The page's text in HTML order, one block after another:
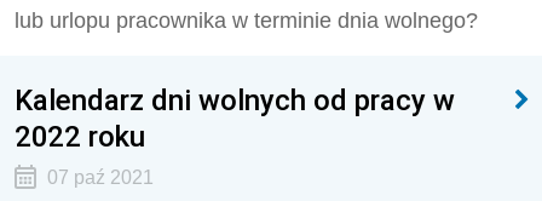
lub urlopu pracownika w terminie dnia wolnego?
Kalendarz dni wolnych od pracy w
2022 roku
07 paź 2021